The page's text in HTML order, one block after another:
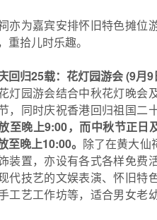
亦为嘉宾安排怀旧特色摊位
重拾儿时乐趣。
回归25载：花灯园游会 (9月9
灯园游会结合中秋花灯晚会
，同时庆祝香港回归祖国二
至晚上9:00，而中秋节正日
至晚上10:00。 除了在黄大仙
装置，亦设有各式各样免费
代技艺的文娱表演、怀旧特
工艺工作坊等，适合男女老